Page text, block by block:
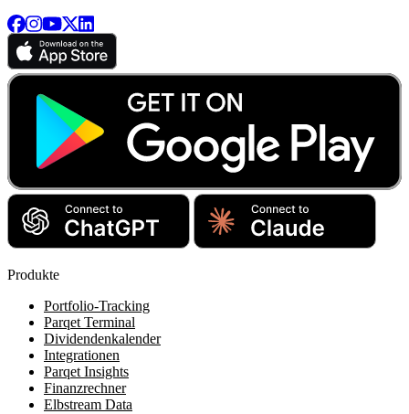
Produkte
Portfolio-Tracking
Parqet Terminal
Dividendenkalender
Integrationen
Parqet Insights
Finanzrechner
Elbstream Data